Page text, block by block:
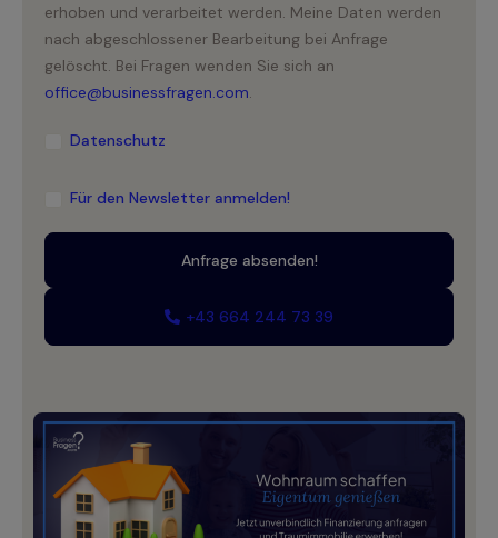
erhoben und verarbeitet werden. Meine Daten werden
nach abgeschlossener Bearbeitung bei Anfrage
gelöscht. Bei Fragen wenden Sie sich an
office@businessfragen.com
Datenschutz
Für den Newsletter anmelden!
+43 664 244 73 39